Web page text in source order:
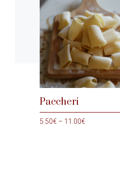
Paccheri
5.50€ – 11.00€